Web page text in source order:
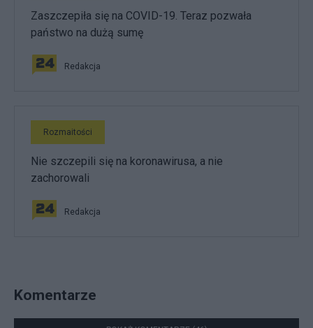
Zaszczepiła się na COVID-19. Teraz pozwała
państwo na dużą sumę
Redakcja
Rozmaitości
Nie szczepili się na koronawirusa, a nie
zachorowali
Redakcja
Komentarze